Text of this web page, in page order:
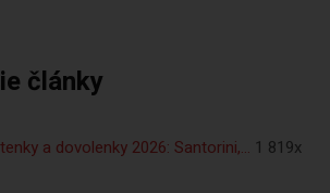
články
a dovolenky 2026: Santorini,… 1 819x